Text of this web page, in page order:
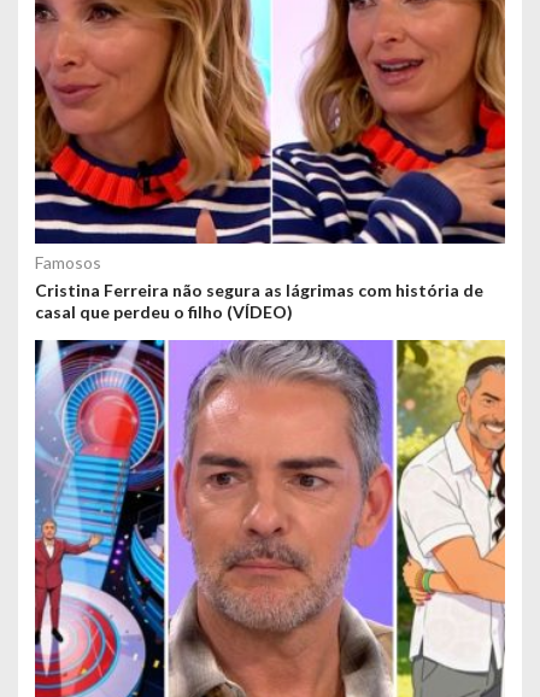
Famosos
Cristina Ferreira não segura as lágrimas com história de
casal que perdeu o filho (VÍDEO)